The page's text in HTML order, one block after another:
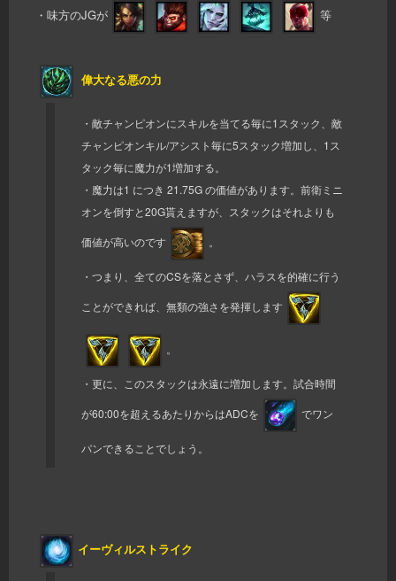
・味方のJGが
等
偉大なる悪の力
・敵チャンピオンにスキルを当てる毎に1スタック、敵
チャンピオンキル/アシスト毎に5スタック増加し、1ス
タック毎に魔力が1増加する。
・魔力は1 につき 21.75G の価値があります。前衛ミニ
オンを倒すと20G貰えますが、スタックはそれよりも
価値が高いのです 。
・つまり、全てのCSを落とさず、ハラスを的確に行う
ことができれば、無類の強さを発揮します
。
・更に、このスタックは永遠に増加します。試合時間
が60:00を超えるあたりからはADCを でワン
パンできることでしょう。
イーヴィルストライク